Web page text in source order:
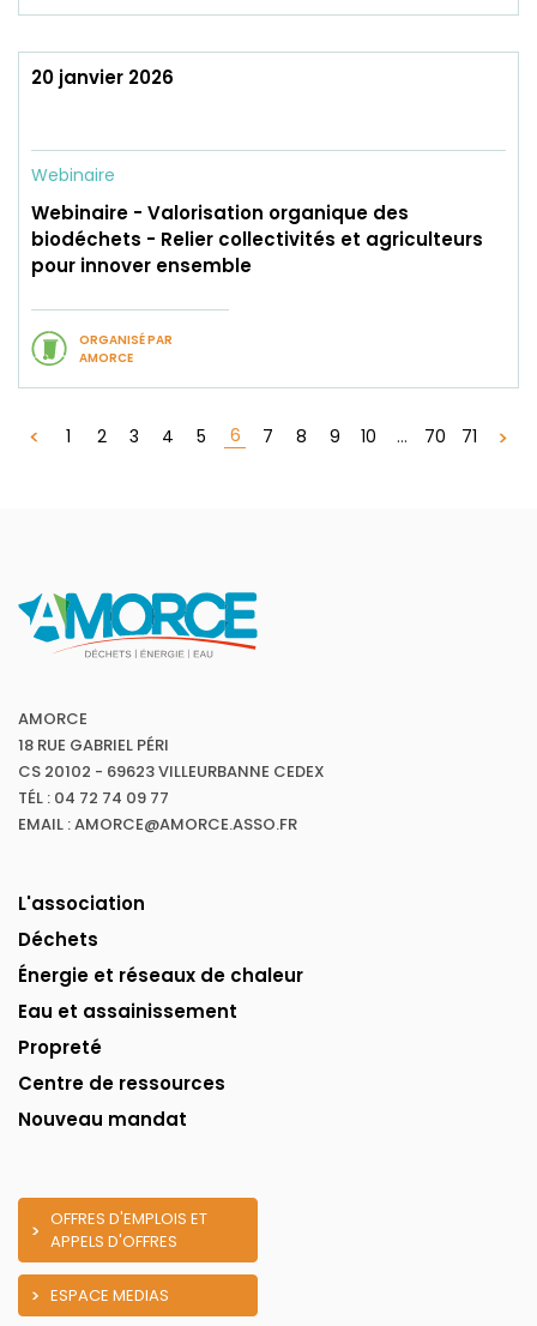
20 janvier 2026
Webinaire
Webinaire - Valorisation organique des
biodéchets - Relier collectivités et agriculteurs
pour innover ensemble
ORGANISÉ PAR
AMORCE
1 2 3 4 5 6 7 8 9 10 ... 70 71
AMORCE
18 RUE GABRIEL PÉRI
CS 20102 - 69623 VILLEURBANNE CEDEX
TÉL : 04 72 74 09 77
EMAIL : AMORCE@AMORCE.ASSO.FR
L'association
Déchets
Énergie et réseaux de chaleur
Eau et assainissement
Propreté
Centre de ressources
Nouveau mandat
OFFRES D'EMPLOIS ET
APPELS D'OFFRES
ESPACE MEDIAS